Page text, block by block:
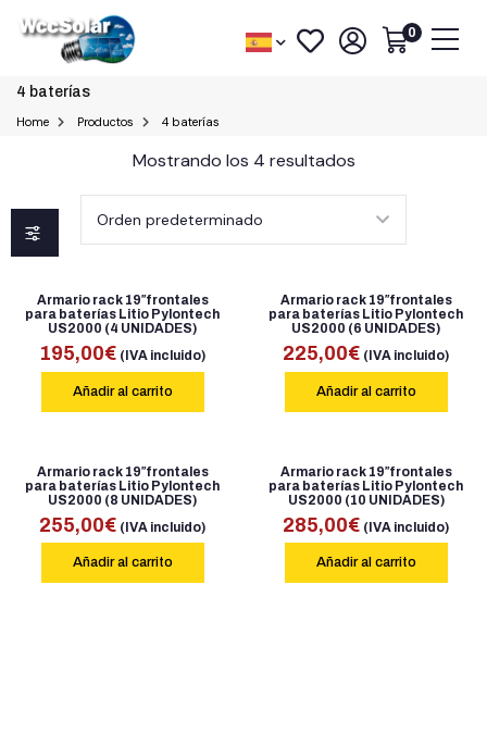
0
4 baterías
Home Productos 4 baterías
Mostrando los 4 resultados
Armario rack 19″frontales
para baterías Litio Pylontech
US2000 (4 UNIDADES)
195,00€ (IVA incluido)
Añadir al carrito
Armario rack 19″frontales
para baterías Litio Pylontech
US2000 (6 UNIDADES)
225,00€ (IVA incluido)
Añadir al carrito
Armario rack 19″frontales
para baterías Litio Pylontech
US2000 (8 UNIDADES)
255,00€ (IVA incluido)
Añadir al carrito
Armario rack 19″frontales
para baterías Litio Pylontech
US2000 (10 UNIDADES)
285,00€ (IVA incluido)
Añadir al carrito